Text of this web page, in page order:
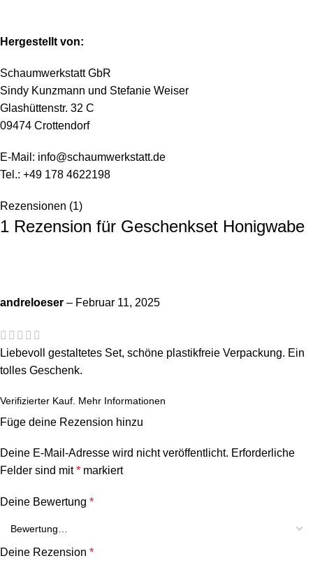
Hergestellt von:
Schaumwerkstatt GbR
Sindy Kunzmann und Stefanie Weiser
Glashüttenstr. 32 C
09474 Crottendorf
E-Mail: info@schaumwerkstatt.de
Tel.: +49 178 4622198
Rezensionen (1)
1 Rezension für Geschenkset Honigwabe
andreloeser – Februar 11, 2025
Liebevoll gestaltetes Set, schöne plastikfreie Verpackung. Ein
tolles Geschenk.
Verifizierter Kauf. Mehr Informationen
Füge deine Rezension hinzu
Deine E-Mail-Adresse wird nicht veröffentlicht. Erforderliche
Felder sind mit* markiert
Deine Bewertung *
Deine Rezension *